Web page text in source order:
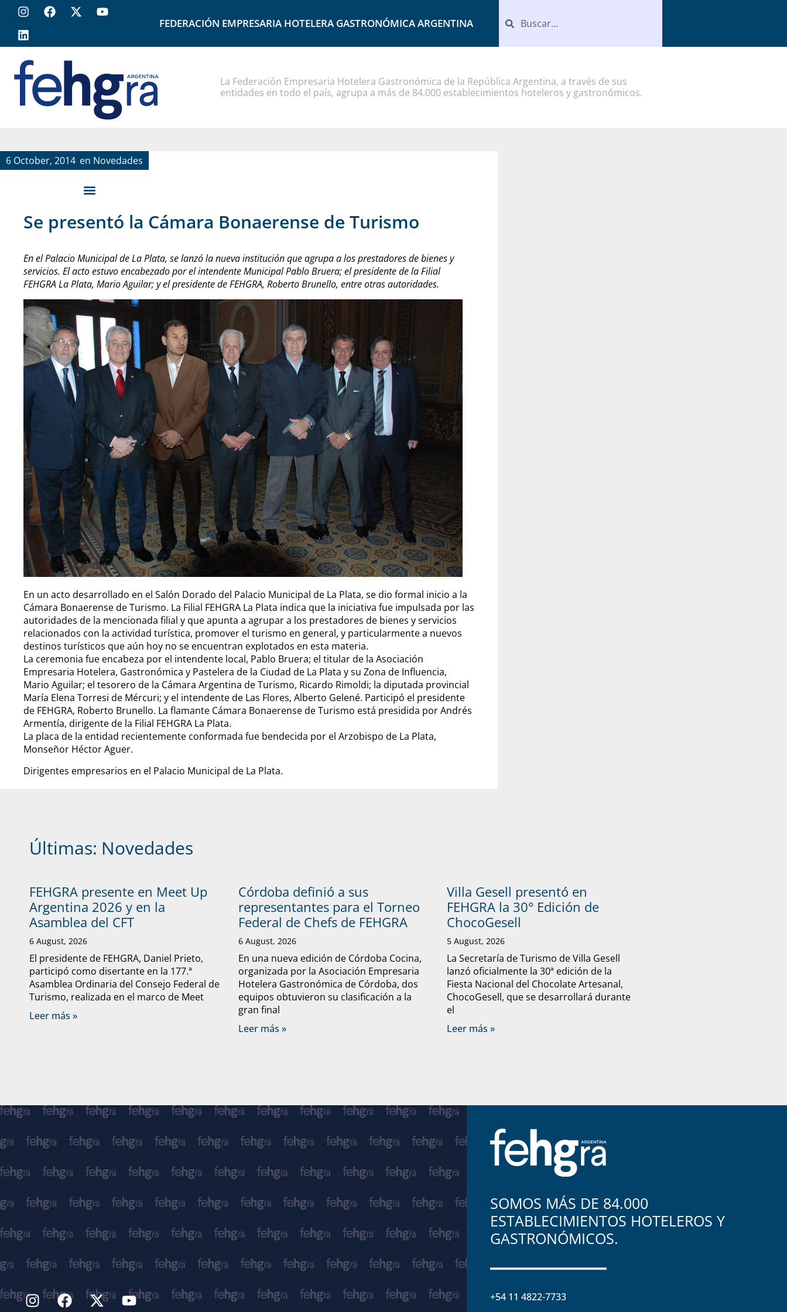
FEDERACIÓN EMPRESARIA HOTELERA GASTRONÓMICA ARGENTINA
La Federación Empresaria Hotelera Gastronómica de la República Argentina, a través de sus
entidades en todo el país, agrupa a más de 84.000 establecimientos hoteleros y gastronómicos.
6 October, 2014 en Novedades
Se presentó la Cámara Bonaerense de Turismo
En el Palacio Municipal de La Plata, se lanzó la nueva institución que agrupa a los prestadores de bienes y
servicios. El acto estuvo encabezado por el intendente Municipal Pablo Bruera; el presidente de la Filial
FEHGRA La Plata, Mario Aguilar; y el presidente de FEHGRA, Roberto Brunello, entre otras autoridades.
En un acto desarrollado en el Salón Dorado del Palacio Municipal de La Plata, se dio formal inicio a la
Cámara Bonaerense de Turismo. La Filial FEHGRA La Plata indica que la iniciativa fue impulsada por las
autoridades de la mencionada filial y que apunta a agrupar a los prestadores de bienes y servicios
relacionados con la actividad turística, promover el turismo en general, y particularmente a nuevos
destinos turísticos que aún hoy no se encuentran explotados en esta materia.
La ceremonia fue encabeza por el intendente local, Pablo Bruera; el titular de la Asociación
Empresaria Hotelera, Gastronómica y Pastelera de la Ciudad de La Plata y su Zona de Influencia,
Mario Aguilar; el tesorero de la Cámara Argentina de Turismo, Ricardo Rimoldi; la diputada provincial
María Elena Torresi de Mércuri; y el intendente de Las Flores, Alberto Gelené. Participó el presidente
de FEHGRA, Roberto Brunello. La flamante Cámara Bonaerense de Turismo está presidida por Andrés
Armentía, dirigente de la Filial FEHGRA La Plata.
La placa de la entidad recientemente conformada fue bendecida por el Arzobispo de La Plata,
Monseñor Héctor Aguer.
Dirigentes empresarios en el Palacio Municipal de La Plata.
Últimas: Novedades
FEHGRA presente en Meet Up
Argentina 2026 y en la
Asamblea del CFT
6 August, 2026
El presidente de FEHGRA, Daniel Prieto,
participó como disertante en la 177.ª
Asamblea Ordinaria del Consejo Federal de
Turismo, realizada en el marco de Meet
Leer más »
Córdoba definió a sus
representantes para el Torneo
Federal de Chefs de FEHGRA
6 August, 2026
En una nueva edición de Córdoba Cocina,
organizada por la Asociación Empresaria
Hotelera Gastronómica de Córdoba, dos
equipos obtuvieron su clasificación a la
gran final
Leer más »
Villa Gesell presentó en
FEHGRA la 30° Edición de
ChocoGesell
5 August, 2026
La Secretaría de Turismo de Villa Gesell
lanzó oficialmente la 30ª edición de la
Fiesta Nacional del Chocolate Artesanal,
ChocoGesell, que se desarrollará durante
el
Leer más »
SOMOS MÁS DE 84.000
ESTABLECIMIENTOS HOTELEROS Y
GASTRONÓMICOS.
+54 11 4822-7733